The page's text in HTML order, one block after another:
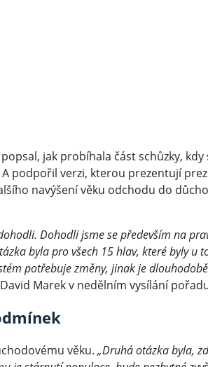
jak probíhala část schůzky,
podpořil verzi, kterou prezentují
navýšení věku odchodu do
Dohodli jsme se především na
byla pro všech 15 hlav, které byly u
potřebuje změny, jinak je
Marek v nedělním vysílání
věku. „Druhá otázka byla,